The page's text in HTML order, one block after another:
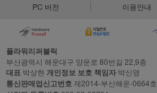
PC 버전 이용안내
플라워리퍼블릭
부산광역시 해운대구 양운로 80번길 22,9층
대표 박상현 개인정보 보호 책임자 박신영
통신판매업신고번호제2014-부산해운-0664호